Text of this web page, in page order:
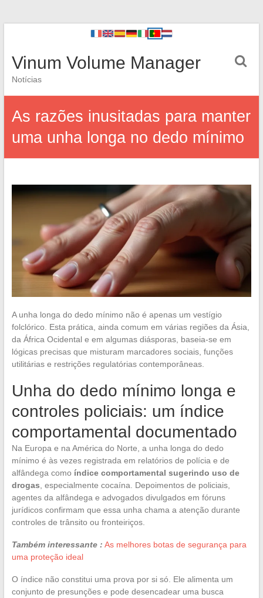
Vinum Volume Manager
Notícias
As razões inusitadas para manter
uma unha longa no dedo mínimo
A unha longa do dedo mínimo não é apenas um vestígio
folclórico. Esta prática, ainda comum em várias regiões da Ásia,
da África Ocidental e em algumas diásporas, baseia-se em
lógicas precisas que misturam marcadores sociais, funções
utilitárias e restrições regulatórias contemporâneas.
Unha do dedo mínimo longa e
controles policiais: um índice
comportamental documentado
Na Europa e na América do Norte, a unha longa do dedo
mínimo é às vezes registrada em relatórios de polícia e de
alfândega como índice comportamental sugerindo uso de
drogas , especialmente cocaína. Depoimentos de policiais,
agentes da alfândega e advogados divulgados em fóruns
jurídicos confirmam que essa unha chama a atenção durante
controles de trânsito ou fronteiriços.
Também interessante : As melhores botas de segurança para
uma proteção ideal
O índice não constitui uma prova por si só. Ele alimenta um
conjunto de presunções e pode desencadear uma busca